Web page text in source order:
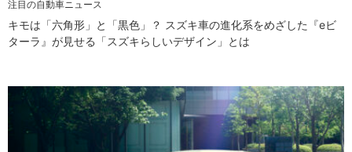
注目の自動車ニュース
キモは「六角形」と「黒色」？ スズキ車の進化系をめざした『eビ
ターラ』が見せる「スズキらしいデザイン」とは